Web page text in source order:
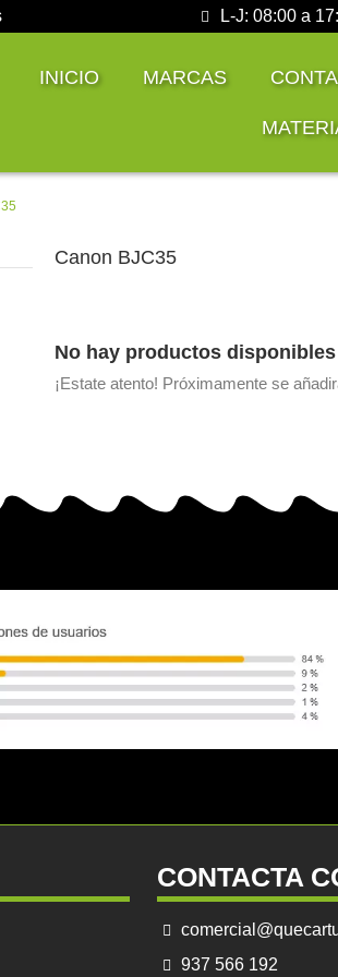
L-J: 08:00 a
INICIO MARCAS
Canon BJC35
No hay productos disponibles
¡Estate atento! Próximamente se
CONTACTA
937 566 192